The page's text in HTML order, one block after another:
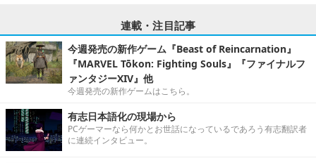
連載・注目記事
今週発売の新作ゲーム『Beast of Reincarnation』
『MARVEL Tōkon: Fighting Souls』『ファイナルフ
ァンタジーXIV』他
今週発売の新作ゲームはこちら。
有志日本語化の現場から
PCゲーマーなら何かとお世話になっているであろう有志翻訳者
に連続インタビュー。